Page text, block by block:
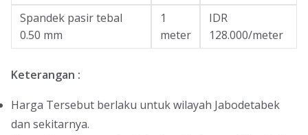
Spandek pasir tebal
0.50 mm
1
meter
IDR
128.000/meter
Keterangan :
Harga Tersebut berlaku untuk wilayah Jabodetabek
dan sekitarnya.